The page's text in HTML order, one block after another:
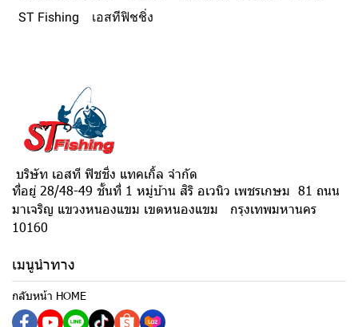
ST Fishing
เอสทีฟิชชิ่ง
บริษัท เอสที ฟิชชิ่ง แทคเกิ้ล จำกัด
ที่อยู่ 28/48-49 ชั้นที่ 1 หมู่บ้าน สิริ อเวนิว เพชรเกษม 81 ถนน
มาเจริญ แขวงหนองแขม เขตหนองแขม กรุงเทพมหานคร
10160
เมนูนำทาง
กลับหน้า HOME